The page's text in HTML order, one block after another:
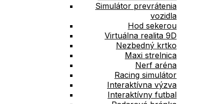
Simulátor prevrátenia
vozidla
Hod sekerou
Virtuálna realita 9D
Nezbedný krtko
Maxi strelnica
Nerf aréna
Racing simulátor
Interaktívna výzva
Interaktívny futbal